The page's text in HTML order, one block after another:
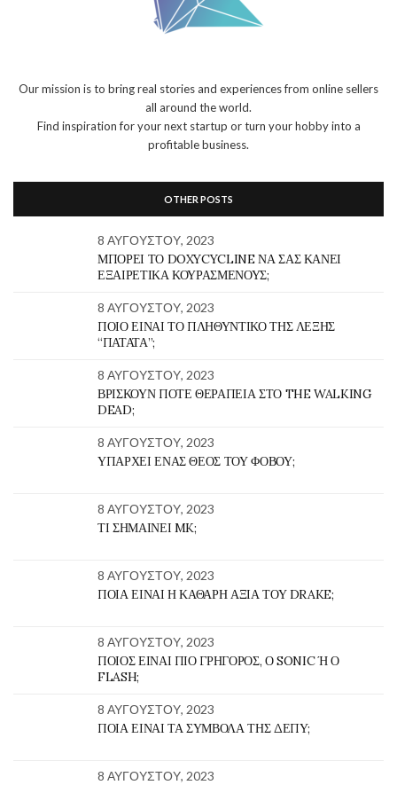
Our mission is to bring real stories and experiences from online sellers
all around the world.
Find inspiration for your next startup or turn your hobby into a
profitable business.
OTHER POSTS
8 ΑΥΓΟΎΣΤΟΥ, 2023
ΜΠΟΡΕΊ ΤΟ DOXYCYCLINE ΝΑ ΣΑΣ ΚΆΝΕΙ
ΕΞΑΙΡΕΤΙΚΆ ΚΟΥΡΑΣΜΈΝΟΥΣ;
8 ΑΥΓΟΎΣΤΟΥ, 2023
ΠΟΙΟ ΕΊΝΑΙ ΤΟ ΠΛΗΘΥΝΤΙΚΌ ΤΗΣ ΛΈΞΗΣ
“ΠΑΤΆΤΑ”;
8 ΑΥΓΟΎΣΤΟΥ, 2023
ΒΡΊΣΚΟΥΝ ΠΟΤΈ ΘΕΡΑΠΕΊΑ ΣΤΟ THE WALKING
DEAD;
8 ΑΥΓΟΎΣΤΟΥ, 2023
ΥΠΆΡΧΕΙ ΈΝΑΣ ΘΕΌΣ ΤΟΥ ΦΌΒΟΥ;
8 ΑΥΓΟΎΣΤΟΥ, 2023
ΤΙ ΣΗΜΑΊΝΕΙ MK;
8 ΑΥΓΟΎΣΤΟΥ, 2023
ΠΟΙΑ ΕΊΝΑΙ Η ΚΑΘΑΡΉ ΑΞΊΑ ΤΟΥ DRAKE;
8 ΑΥΓΟΎΣΤΟΥ, 2023
ΠΟΙΟΣ ΕΊΝΑΙ ΠΙΟ ΓΡΉΓΟΡΟΣ, Ο SONIC Ή Ο F
LASH;
8 ΑΥΓΟΎΣΤΟΥ, 2023
ΠΟΙΑ ΕΊΝΑΙ ΤΑ ΣΎΜΒΟΛΑ ΤΗΣ ΔΕΠΥ;
8 ΑΥΓΟΎΣΤΟΥ, 2023